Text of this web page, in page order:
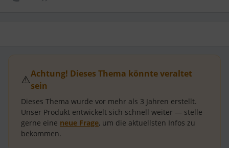
⚠️Achtung! Dieses Thema könnte veraltet
sein
Dieses Thema wurde vor mehr als 3 Jahren erstellt.
Unser Produkt entwickelt sich schnell weiter — stelle
gerne eine neue Frage, um die aktuellsten Infos zu
bekommen.